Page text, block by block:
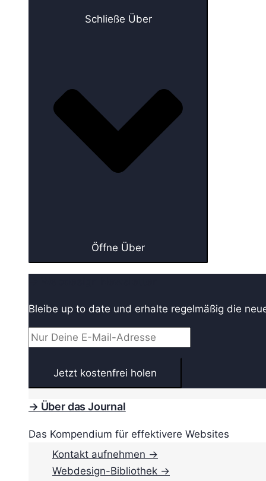
Schließe Über
Öffne Über
Bleibe up to date und erhalte regelmäßig die
→ Über das Journal
Das Kompendium für effektivere Websites
Kontakt aufnehmen →
Webdesign-Bibliothek →